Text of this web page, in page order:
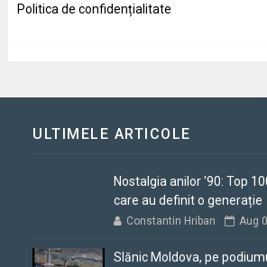
Politica de confidențialitate
ULTIMELE ARTICOLE
Nostalgia anilor '90: Top
care au definit o generație
Constantin Hriban Aug
Slănic Moldova, pe